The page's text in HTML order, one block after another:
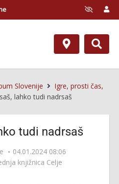
Slovenije
Igre, prosti čas,
lahko tudi nadrsaš
tudi nadrsaš
04.01.2024 08:06
knjižnica Celje